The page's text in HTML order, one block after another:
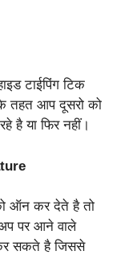
टाईपिंग टिक
तहत आप दूसरो को
है या फिर नहीं।
ऑन कर देते है तो
पर आने वाले
सकते है जिससे